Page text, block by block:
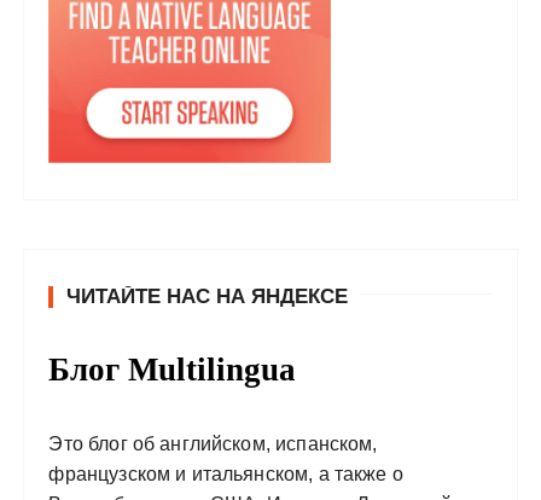
ЧИТАЙТЕ НАС НА ЯНДЕКСЕ
Блог Multilingua
Это блог об английском, испанском,
французском и итальянском, а также о